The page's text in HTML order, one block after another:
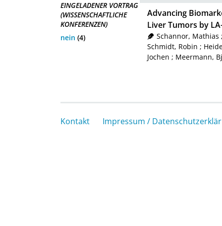
EINGELADENER VORTRAG
(WISSENSCHAFTLICHE
KONFERENZEN)
nein (4)
Advancing
Liver Tumors by
Schannor, Mathias
Schmidt, Robin ;
Jochen ; Meermann,
Kontakt Impressum /